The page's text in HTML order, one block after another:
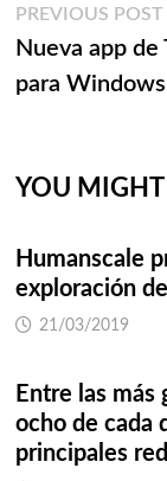
de
PREVIOUS POST
Nueva app
para
YOU MIGHT
Humanscale
exploración
21/03/2019
Entre las más
ocho de cada
principales